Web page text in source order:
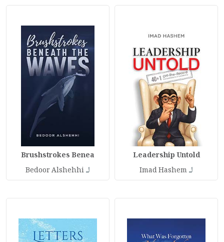
Leadership Untold
لـImad Hashem
Brushstrokes Benea
لـBedoor Alshehhi